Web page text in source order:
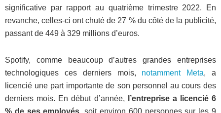
significative par rapport au quatrième trimestre 2022. En
revanche, celles-ci ont chuté de 27 % du côté de la publicité,
passant de 449 à 329 millions d’euros.
Spotify, comme beaucoup d’autres grandes entreprises
technologiques ces derniers mois, notamment Meta, a
licencié une part importante de son personnel au cours des
derniers mois. En début d’année, l’entreprise a licencié 6